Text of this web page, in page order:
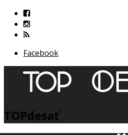
Facebook
TOPdesať